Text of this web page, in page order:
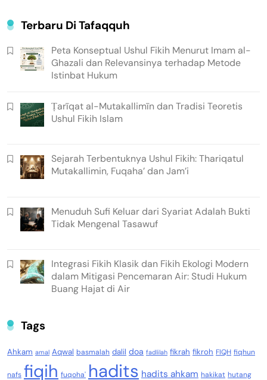
Terbaru Di Tafaqquh
Peta Konseptual Ushul Fikih Menurut Imam al-
Ghazali dan Relevansinya terhadap Metode
Istinbat Hukum
Ṭarīqat al-Mutakallimīn dan Tradisi Teoretis
Ushul Fikih Islam
Sejarah Terbentuknya Ushul Fikih: Thariqatul
Mutakallimin, Fuqaha’ dan Jam’i
Menuduh Sufi Keluar dari Syariat Adalah Bukti
Tidak Mengenal Tasawuf
Integrasi Fikih Klasik dan Fikih Ekologi Modern
dalam Mitigasi Pencemaran Air: Studi Hukum
Buang Hajat di Air
Tags
Ahkam amal Aqwal basmalah dalil doa fadlilah fikrah fikroh FIQH fiqhun
nafs fiqih fuqoha' hadits hadits ahkam hakikat hutang